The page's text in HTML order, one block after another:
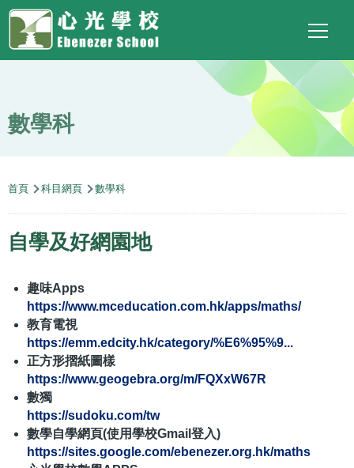
移至主內容
Top
Social
Link
Language
switcher
Main
navigation
數學科
導
連
結
首頁 科目網頁 數學科
自學及好網園地
趣味Apps
https://www.mceducation.com.hk/apps/maths/
教育電視
https://emm.edcity.hk/category/%E6%95%9...
正方形摺紙圖樣
https://www.geogebra.org/m/FQXxW67R
數獨
https://sudoku.com/tw
數學自學網頁(使用學校Gmail登入)
https://sites.google.com/ebenezer.org.hk/maths